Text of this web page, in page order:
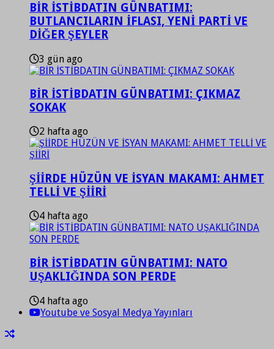
BİR İSTİBDATIN GÜNBATIMI:
BUTLANCILARIN İFLASI, YENİ PARTİ VE
DİĞER ŞEYLER
3 gün ago
BİR İSTİBDATIN GÜNBATIMI: ÇIKMAZ
SOKAK
2 hafta ago
ŞİİRDE HÜZÜN VE İSYAN MAKAMI: AHMET
TELLİ VE ŞİİRİ
4 hafta ago
BİR İSTİBDATIN GÜNBATIMI: NATO
UŞAKLIĞINDA SON PERDE
4 hafta ago
Youtube ve Sosyal Medya Yayınları